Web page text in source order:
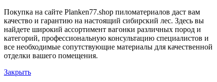
Покупка на сайте Planken77.shop пиломатериалов даст вам
качество и гарантию на настоящий сибирский лес. Здесь вы
найдете широкий ассортимент вагонки различных пород и
категорий, профессиональную консультацию специалистов и
все необходимые сопутствующие материалы для качественной
отделки вашего помещения.
Закрыть